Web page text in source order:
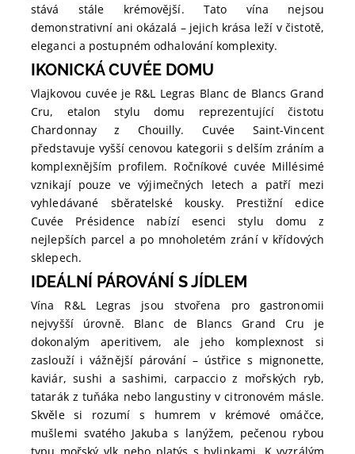
stává stále krémovější. Tato vína nejsou
demonstrativní ani okázalá – jejich krása leží v čistotě,
eleganci a postupném odhalování komplexity.
IKONICKÁ CUVÉE DOMU
Vlajkovou cuvée je R&L Legras Blanc de Blancs Grand
Cru, etalon stylu domu reprezentující čistotu
Chardonnay z Chouilly. Cuvée Saint-Vincent
představuje vyšší cenovou kategorii s delším zráním a
komplexnějším profilem. Ročníkové cuvée Millésimé
vznikají pouze ve výjimečných letech a patří mezi
vyhledávané sběratelské kousky. Prestižní edice
Cuvée Présidence nabízí esenci stylu domu z
nejlepších parcel a po mnoholetém zrání v křídových
sklepech.
IDEÁLNÍ PÁROVÁNÍ S JÍDLEM
Vína R&L Legras jsou stvořena pro gastronomii
nejvyšší úrovně. Blanc de Blancs Grand Cru je
dokonalým aperitivem, ale jeho komplexnost si
zaslouží i vážnější párování – ústřice s mignonette,
kaviár, sushi a sashimi, carpaccio z mořských ryb,
tatarák z tuňáka nebo langustiny v citronovém másle.
Skvěle si rozumí s humrem v krémové omáčce,
mušlemi svatého Jakuba s lanýžem, pečenou rybou